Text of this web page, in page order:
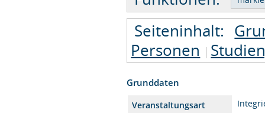
Seiteninhalt:
Personen
Grunddaten
Veranstaltungsart